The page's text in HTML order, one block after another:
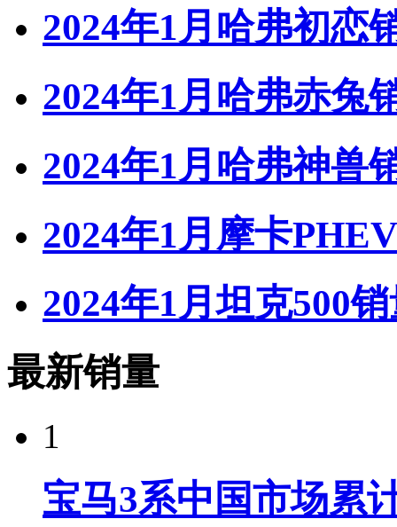
2024年1月哈弗初恋
2024年1月哈弗赤兔
2024年1月哈弗神兽
2024年1月摩卡
2024年1月坦克500
最新销量
1
宝马3系中国市场累